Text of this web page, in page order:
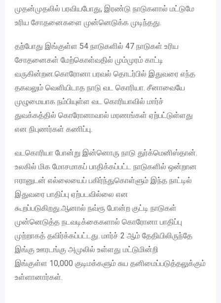
முதன்முதலில் பரவியபோது, இரண்டு நாடுகளால் மட்டுமே
உரிய சோதனைகளை முன்னெடுக்க முடிந்தது.
தற்போது இங்குள்ள 54 நாடுகளில் 47 நாடுகள் உரிய
சோதனைகள் மேற்கொள்வதில் மும்முரம் காட்டி
வருகின்றன.கொரோனா பரவல் தொடர்பில் இதுவரை எந்த
தகவலும் வெளியிடாத நாடு வட கொரியா. சீனாவையே
முழுமையாக நம்பியுள்ள வட கொரியாவில் மார்ச்
துவக்கத்தில் கொரோனாவால் மரணங்கள் ஏற்பட்டுள்ளது
என நிபுணர்கள் கணிப்பு.
வடகொரியா போன்று இன்னொரு நாடு துர்க்மெனிஸ்தான்.
உலகில் மிக மோசமாகப் பாதிக்கப்பட்ட நாடுகளில் ஒன்றான
ஈரானுடன் எல்லையைப் பகிர்ந்துகொள்ளும் இந்த நாட்டில்
இதுவரை பாதிப்பு ஏற்படவில்லை என
கூறப்படுகிறது.ஆனால் நவ்ரூ போன்ற குட்டி நாடுகள்
முன்னெடுத்த நடவடிக்கைகளால் கொரோனா பாதிப்பு
முற்றாகத் தவிர்க்கப்பட்டது. மார்ச் 2 ஆம் தேதியிலிருந்தே
இங்கு ஊரடங்கு அமுலில் உள்ளது மட்டுமின்றி
இங்குள்ள 10,000 குடிமக்களும் சுய தனிமைப்படுத்தலுக்கும்
உள்ளானார்கள்.